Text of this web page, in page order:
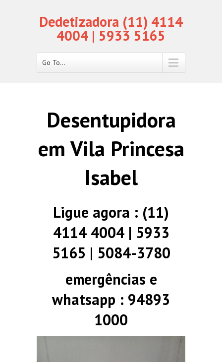
Dedetizadora (11) 4114
4004 | 5933 5165
Go To...
Desentupidora
em Vila Princesa
Isabel
Ligue agora : (11)
4114 4004 | 5933
5165 | 5084-3780
emergências e
whatsapp : 94893
1000